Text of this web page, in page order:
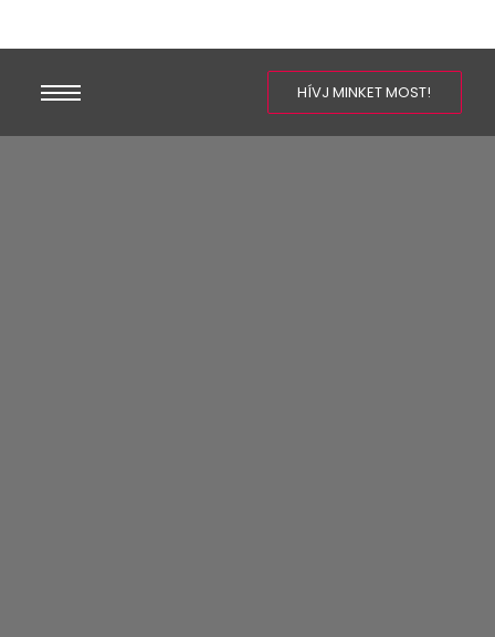
HÍVJ MINKET MOST!